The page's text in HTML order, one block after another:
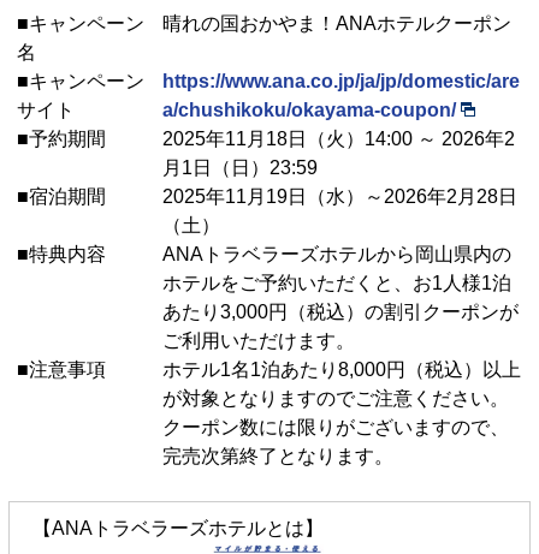
■キャンペーン
名
晴れの国おかやま！ANAホテルクーポン
■キャンペーン
サイト
https://www.ana.co.jp/ja/jp/domestic/are
a/chushikoku/okayama-coupon/
■予約期間
2025年11月18日（火）14:00 ～ 2026年2
月1日（日）23:59
■宿泊期間
2025年11月19日（水）～2026年2月28日
（土）
■特典内容
ANAトラベラーズホテルから岡山県内の
ホテルをご予約いただくと、お1人様1泊
あたり3,000円（税込）の割引クーポンが
ご利用いただけます。
■注意事項
ホテル1名1泊あたり8,000円（税込）以上
が対象となりますのでご注意ください。
クーポン数には限りがございますので、
完売次第終了となります。
【ANAトラベラーズホテルとは】